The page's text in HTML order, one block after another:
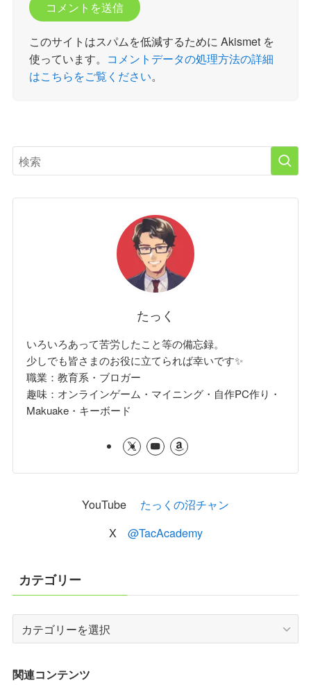
このサイトはスパムを低減するために Akismet を
使っています。 コメントデータの処理方法の詳細
はこちらをご覧ください。
たっく
いろいろあって苦労したこと等の備忘録。
少しでも皆さまのお役に立てられば幸いです✨
職業：教育系・ブロガー
趣味：オンラインゲーム・マイニング・自作PC作り・
Makuake・キーボード
YouTube たっくの沼チャン
X @TacAcademy
カテゴリー
テ
リ
関連コンテンツ